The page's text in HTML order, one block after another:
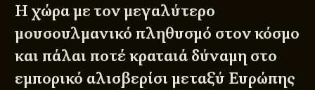
Η χώρα με τον μεγαλύτερο
μουσουλμανικό πληθυσμό στον κόσμο
και πάλαι ποτέ κραταιά δύναμη στο
εμπορικό αλισβερίσι μεταξύ Ευρώπης